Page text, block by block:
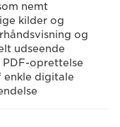
nemt
kilder og
og
udseende
oprettelse
digitale